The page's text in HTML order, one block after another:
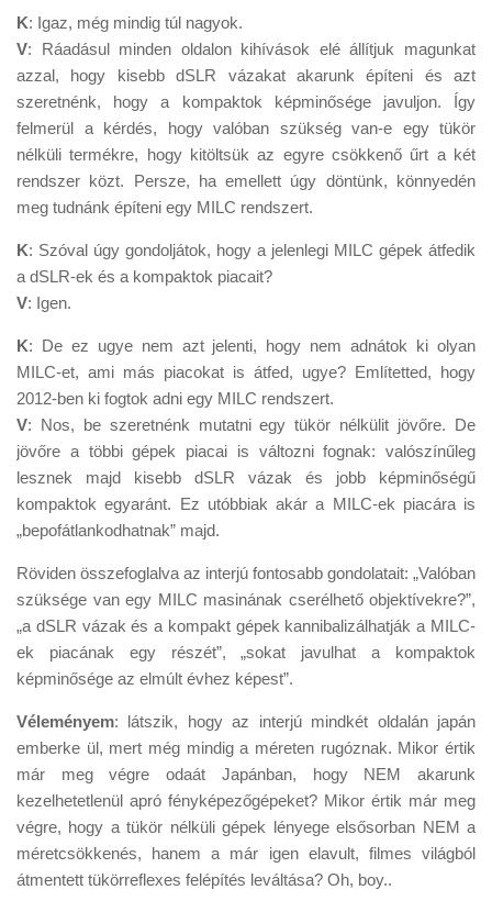
K: Igaz, még mindig túl nagyok.
V: Ráadásul minden oldalon kihívások elé állítjuk magunkat
azzal, hogy kisebb dSLR vázakat akarunk építeni és azt
szeretnénk, hogy a kompaktok képminősége javuljon. Így
felmerül a kérdés, hogy valóban szükség van-e egy tükör
nélküli termékre, hogy kitöltsük az egyre csökkenő űrt a két
rendszer közt. Persze, ha emellett úgy döntünk, könnyedén
meg tudnánk építeni egy MILC rendszert.
K: Szóval úgy gondoljátok, hogy a jelenlegi MILC gépek átfedik
a dSLR-ek és a kompaktok piacait?
V: Igen.
K: De ez ugye nem azt jelenti, hogy nem adnátok ki olyan
MILC-et, ami más piacokat is átfed, ugye? Említetted, hogy
2012-ben ki fogtok adni egy MILC rendszert.
V: Nos, be szeretnénk mutatni egy tükör nélkülit jövőre. De
jövőre a többi gépek piacai is változni fognak: valószínűleg
lesznek majd kisebb dSLR vázak és jobb képminőségű
kompaktok egyaránt. Ez utóbbiak akár a MILC-ek piacára is
„bepofátlankodhatnak” majd.
Röviden összefoglalva az interjú fontosabb gondolatait: „Valóban
szüksége van egy MILC masinának cserélhető objektívekre?”,
„a dSLR vázak és a kompakt gépek kannibalizálhatják a MILC-
ek piacának egy részét”, „sokat javulhat a kompaktok
képminősége az elmúlt évhez képest”.
Véleményem: látszik, hogy az interjú mindkét oldalán japán
emberke ül, mert még mindig a méreten rugóznak. Mikor értik
már meg végre odaát Japánban, hogy NEM akarunk
kezelhetetlenül apró fényképezőgépeket? Mikor értik már meg
végre, hogy a tükör nélküli gépek lényege elsősorban NEM a
méretcsökkenés, hanem a már igen elavult, filmes világból
átmentett tükörreflexes felépítés leváltása? Oh, boy..